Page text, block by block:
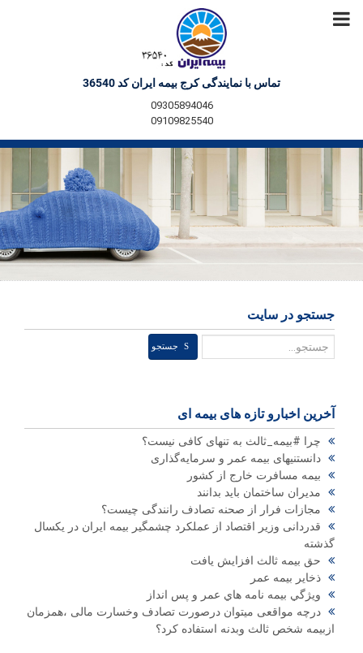
تماس با نمایندگی کرج بیمه ایران کد 36540
09305894046
09109825540
جستجو در سایت
جستجوجستجو
آخرین اخبارو تازه های بیمه ای
چرا #بیمه_ثالث به تنهای کافی نیست؟
دانستنیهای بیمه عمر و سرمایه‌گذاری
بیمه مسافرت خارج از کشور
مدیران ساختمان باید بدانند
مجازات فرار از صحنه تصادف رانندگی چیست؟
قدردانی وزیر اقتصاد از عملکرد چشمگیر بیمه ایران در یکسال
گذشته
حق بیمه ثالث افزایش یافت
ذخاير بيمه عمر
ويژگي بيمه نامه هاي عمر و پس انداز
درچه مواقعی میتوان درصورت تصادف وخسارت مالی ،همزمان
ازبیمه شخص ثالث وبدنه استفاده کرد؟